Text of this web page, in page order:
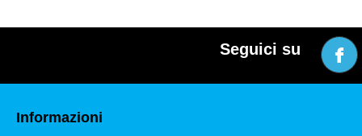
Seguici su
Informazioni